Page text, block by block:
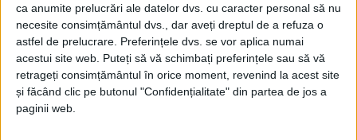
ca anumite prelucrări ale datelor dvs. cu caracter personal să nu
necesite consimțământul dvs., dar aveți dreptul de a refuza o
astfel de prelucrare. Preferințele dvs. se vor aplica numai
acestui site web. Puteți să vă schimbați preferințele sau să vă
retrageți consimțământul în orice moment, revenind la acest site
și făcând clic pe butonul "Confidențialitate" din partea de jos a
paginii web.